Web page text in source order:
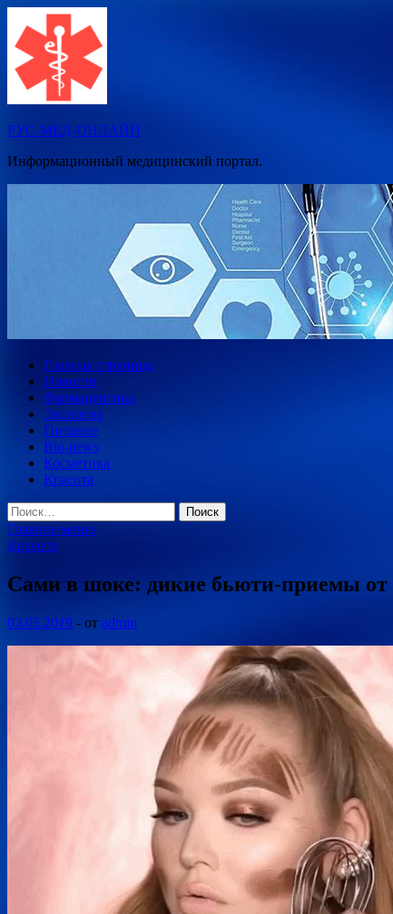
Перейти
содержимому
РУС-МЕД-ОНЛАЙН
Информационный медицинский портал.
Главная страница
Новости
Фармацевтика
Экология
Питание
Bio-news
Косметика
Красота
Найти:
Главное меню
Красота
Сами в шоке: дикие бьюти-приемы от
03.05.2019 - от admin